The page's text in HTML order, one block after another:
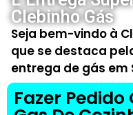
Clebinho Gás
Seja bem-vindo à
que se destaca
entrega de gás em
Fazer Pedido